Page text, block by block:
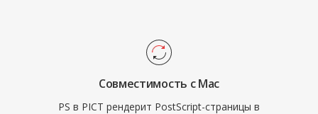
Совместимость с Mac
PS в PICT рендерит PostScript-страницы в